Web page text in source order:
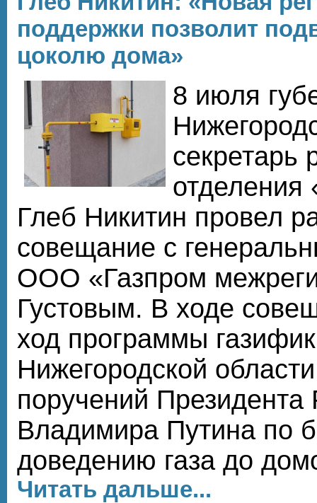
поддержки позволит
цоколю дома»
8 июля
секретарь
отделения
Глеб Никитин провел
совещание с
ООО «Газпром
Густовым. В ходе
ход программы
Нижегородской
поручений Президента
Владимира Путина по
доведению газа до
Читать дальше...